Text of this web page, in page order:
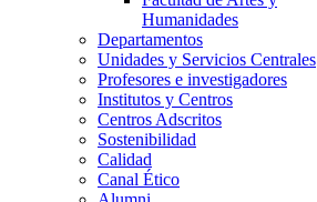
Humanidades
Departamentos
Unidades y Servicios Centrales
Profesores e investigadores
Institutos y Centros
Centros Adscritos
Sostenibilidad
Calidad
Canal Ético